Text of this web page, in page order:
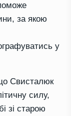
за якою
у
що Свисталюк
силу,
зі старою